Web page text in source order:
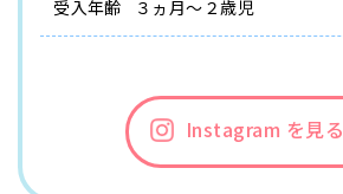
受入年齢 ３ヵ月～２歳児
Instagram を見る